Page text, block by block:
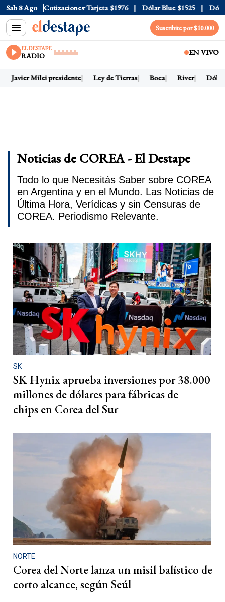
Sab 8 Ago Cotizaciones
$1520 Dólar Tarjeta $1976 Dólar Blue $1525 Dólar
Suscribite por $10.000
EL DESTAPE
RADIO EN VIVO
Javier Milei presidente Ley de Tierras Boca River Dólar
Noticias de COREA - El Destape
Todo lo que Necesitás Saber sobre COREA
en Argentina y en el Mundo. Las Noticias de
Última Hora, Verídicas y sin Censuras de
COREA. Periodismo Relevante.
SK
SK Hynix aprueba inversiones por 38.000
millones de dólares para fábricas de
chips en Corea del Sur
NORTE
Corea del Norte lanza un misil balístico de
corto alcance, según Seúl